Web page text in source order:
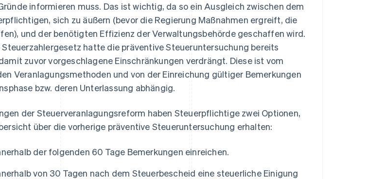
informieren muss. Das ist wichtig, da so ein Ausgleich zwischen dem
sich zu äußern (bevor die Regierung Maßnahmen ergreift, die
und der benötigten Effizienz der Verwaltungsbehörde geschaffen wird.
Steuerzahlergesetz hatte die präventive Steueruntersuchung bereits
zuvor vorgeschlagene Einschränkungen verdrängt. Diese ist vom
Veranlagungsmethoden und von der Einreichung gültiger Bemerkungen
bzw. deren Unterlassung abhängig.
der Steuerveranlagungsreform haben Steuerpflichtige zwei Optionen,
über die vorherige präventive Steueruntersuchung erhalten:
der folgenden 60 Tage Bemerkungen einreichen.
von 30 Tagen nach dem Steuerbescheid eine steuerliche Einigung